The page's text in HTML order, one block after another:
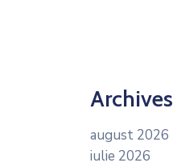
Archives
august 2026
iulie 2026